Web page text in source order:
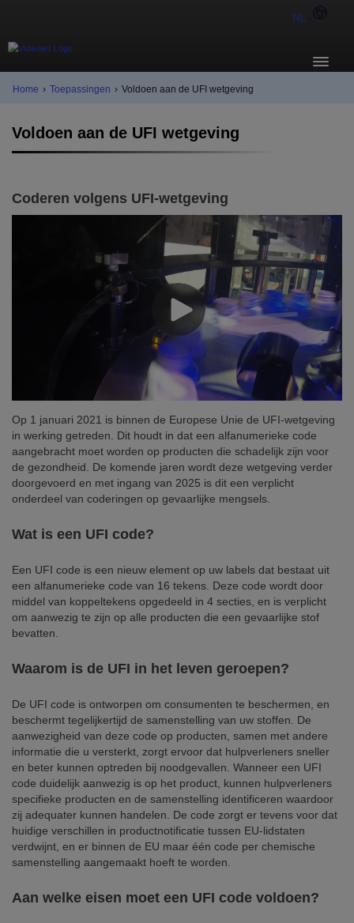
NL
Home › Toepassingen › Voldoen aan de UFI wetgeving
Voldoen aan de UFI wetgeving
Coderen volgens UFI-wetgeving
Op 1 januari 2021 is binnen de Europese Unie de UFI-wetgeving
in werking getreden. Dit houdt in dat een alfanumerieke code
aangebracht moet worden op producten die schadelijk zijn voor
de gezondheid. De komende jaren wordt deze wetgeving verder
doorgevoerd en met ingang van 2025 is dit een verplicht
onderdeel van coderingen op gevaarlijke mengsels.
Wat is een UFI code?
Een UFI code is een nieuw element op uw labels dat bestaat uit
een alfanumerieke code van 16 tekens. Deze code wordt door
middel van koppeltekens opgedeeld in 4 secties, en is verplicht
om aanwezig te zijn op alle producten die een gevaarlijke stof
bevatten.
Waarom is de UFI in het leven geroepen?
De UFI code is ontworpen om consumenten te beschermen, en
beschermt tegelijkertijd de samenstelling van uw stoffen. De
aanwezigheid van deze code op producten, samen met andere
informatie die u versterkt, zorgt ervoor dat hulpverleners sneller
en beter kunnen optreden bij noodgevallen. Wanneer een UFI
code duidelijk aanwezig is op het product, kunnen hulpverleners
specifieke producten en de samenstelling identificeren waardoor
zij adequater kunnen handelen. De code zorgt er tevens voor dat
huidige verschillen in productnotificatie tussen EU-lidstaten
verdwijnt, en er binnen de EU maar één code per chemische
samenstelling aangemaakt hoeft te worden.
Aan welke eisen moet een UFI code voldoen?